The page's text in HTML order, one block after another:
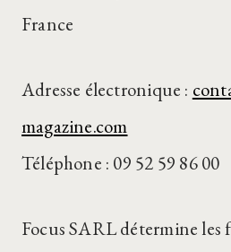
France
Adresse électronique :
magazine.com
Téléphone : 09 52 59 86 00
Focus SARL détermine les